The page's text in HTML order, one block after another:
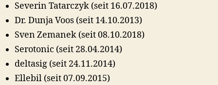
Severin Tatarczyk (seit 16.07.2018)
Dr. Dunja Voos (seit 14.10.2013)
Sven Zemanek (seit 08.10.2018)
Serotonic (seit 28.04.2014)
deltasig (seit 24.11.2014)
Ellebil (seit 07.09.2015)